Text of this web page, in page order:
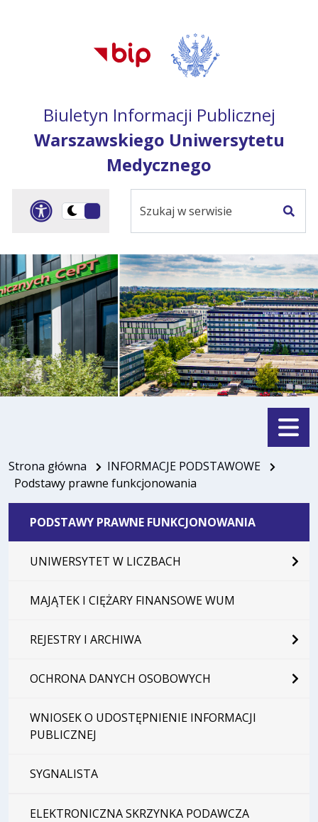
głównego menu
serwisu
Biuletyn Informacji Publicznej
Warszawskiego Uniwersytetu
Medycznego
Panel dostosowania
Przełącz
ciemną
serwisie
Menu
Strona główna
INFORMACJE PODSTAWOWE
Podstawy prawne funkcjonowania
PODSTAWY PRAWNE FUNKCJONOWANIA
UNIWERSYTET W LICZBACH
MAJĄTEK I CIĘŻARY FINANSOWE WUM
REJESTRY I ARCHIWA
OCHRONA DANYCH OSOBOWYCH
WNIOSEK O UDOSTĘPNIENIE INFORMACJI
PUBLICZNEJ
SYGNALISTA
ELEKTRONICZNA SKRZYNKA PODAWCZA